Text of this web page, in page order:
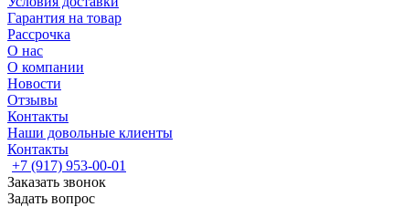
Гарантия на товар
Рассрочка
О нас
О компании
Новости
Отзывы
Контакты
Наши довольные клиенты
Контакты
+7 (917) 953-00-01
Заказать звонок
Задать вопрос